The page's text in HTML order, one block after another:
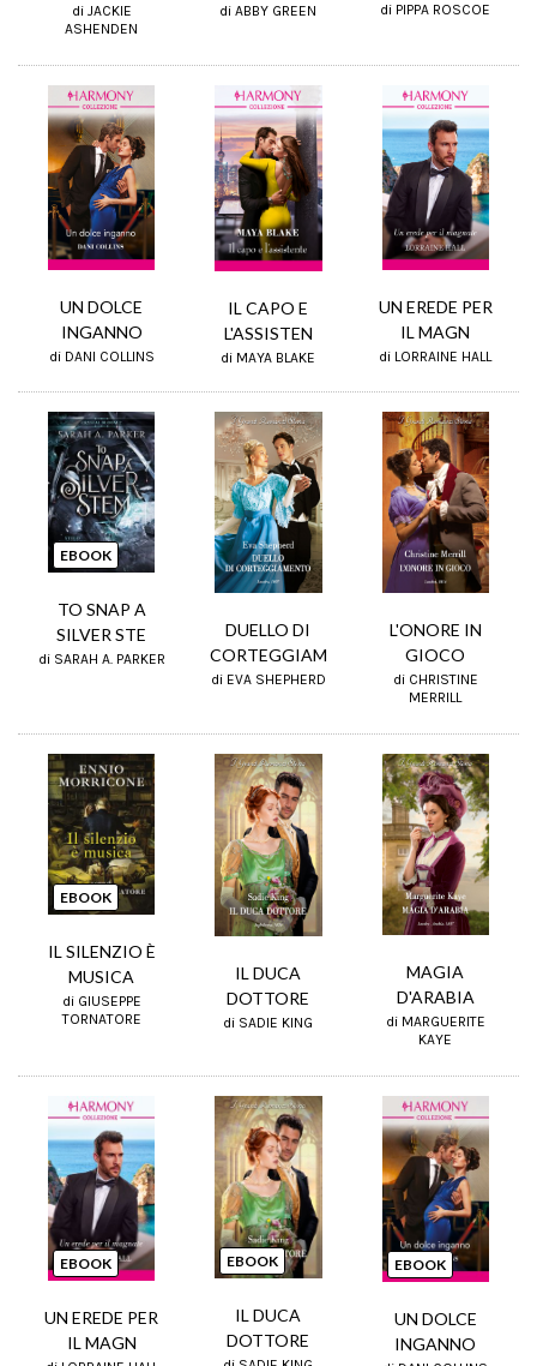
di JACKIE
ASHENDEN
di ABBY GREEN di PIPPA ROSCOE
UN DOLCE
INGANNO
di DANI COLLINS
IL CAPO E
L'ASSISTEN
di MAYA BLAKE
UN EREDE PER
IL MAGN
di LORRAINE HALL
EBOOK
TO SNAP A
SILVER STE
di SARAH A. PARKER
DUELLO DI
CORTEGGIAM
di EVA SHEPHERD
L'ONORE IN
GIOCO
di CHRISTINE
MERRILL
EBOOK
IL SILENZIO È
MUSICA
di GIUSEPPE
TORNATORE
IL DUCA
DOTTORE
di SADIE KING
MAGIA
D'ARABIA
di MARGUERITE
KAYE
EBOOK
UN EREDE PER
IL MAGN
EBOOK
IL DUCA
DOTTORE
EBOOK
UN DOLCE
INGANNO